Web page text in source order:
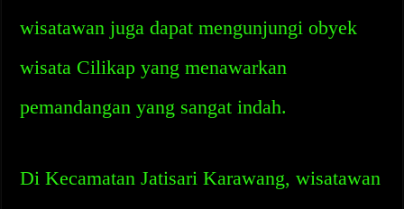
wisatawan juga dapat mengunjungi obyek
wisata Cilikap yang menawarkan
pemandangan yang sangat indah.
Di Kecamatan Jatisari Karawang, wisatawan